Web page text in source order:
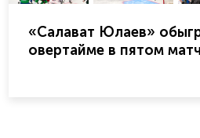
«Салават Юлаев»
овертайме в пятом